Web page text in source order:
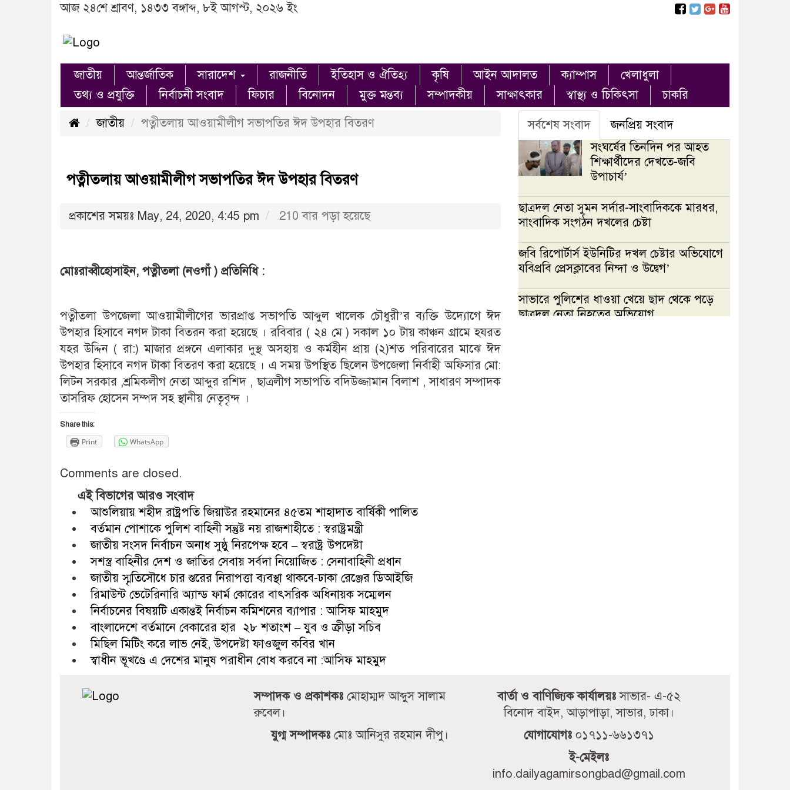
আজ ২৪শে শ্রাবণ, ১৪৩৩ বঙ্গাব্দ, ৮ই আগস্ট, ২০২৬ ইং
জাতীয় আন্তর্জাতিক সারাদেশ রাজনীতি ইতিহাস ও ঐতিহ্য কৃষি আইন আদালত ক্যাম্পাস
খেলাধুলা
তথ্য ও প্রযুক্তি
নির্বাচনী সংবাদ ফিচার বিনোদন মুক্ত মন্তব্য সম্পাদকীয় সাক্ষাৎকার স্বাস্থ্য ও চিকিৎসা
চাকরি
জাতীয়
পত্নীতলায় আওয়ামীলীগ সভাপতির ঈদ উপহার বিতরণ
পত্নীতলায় আওয়ামীলীগ সভাপতির ঈদ উপহার বিতরণ
প্রকাশের সময়ঃ May, 24, 2020, 4:45 pm 210 বার পড়া হয়েছে
মোঃরাব্বীহোসাইন, পত্নীতলা (নওগাঁ ) প্রতিনিধি :
পত্নীতলা উপজেলা আওয়ামীলীগের ভারপ্রাপ্ত সভাপতি আব্দুল খালেক চৌধুরী’র ব্যক্তি উদ্যোগে ঈদ
উপহার হিসাবে নগদ টাকা বিতরন করা হয়েছে । রবিবার ( ২৪ মে ) সকাল ১০ টায় কাঞ্চন গ্রামে হযরত
যহর উদ্দিন ( রা:) মাজার প্রঙ্গনে এলাকার দুস্থ অসহায় ও কর্মহীন প্রায় (২)শত পরিবারের মাঝে ঈদ
উপহার হিসাবে নগদ টাকা বিতরণ করা হয়েছে । এ সময় উপস্থিত ছিলেন উপজেলা নির্বাহী অফিসার মো:
লিটন সরকার ,শ্রমিকলীগ নেতা আব্দুর রশিদ , ছাত্রলীগ সভাপতি বদিউজ্জামান বিলাশ , সাধারণ সম্পাদক
তাসরিফ হোসেন সম্পদ সহ স্থানীয় নেতৃবৃন্দ ।
Share this:
Print WhatsApp
Comments are closed.
এই বিভাগের আরও সংবাদ
আশুলিয়ায় শহীদ রাষ্ট্রপতি জিয়াউর রহমানের ৪৫তম শাহাদাত বার্ষিকী পালিত
বর্তমান পোশাকে পুলিশ বাহিনী সন্তুষ্ট নয় রাজশাহীতে : স্বরাষ্ট্রমন্ত্রী
জাতীয় সংসদ নির্বাচন অনাধ সুষ্ঠু নিরপেক্ষ হবে – স্বরাষ্ট্র উপদেষ্টা
সশস্ত্র বাহিনীর দেশ ও জাতির সেবায় সর্বদা নিয়োজিত : সেনাবাহিনী প্রধান
জাতীয় স্মৃতিসৌধে চার স্তরের নিরাপত্তা ব্যবস্থা থাকবে-ঢাকা রেঞ্জের ডিআইজি
রিমাউন্ট ভেটেরিনারি অ্যান্ড ফার্ম কোরের বাৎসরিক অধিনায়ক সম্মেলন
নির্বাচনের বিষয়টি একান্তই নির্বাচন কমিশনের ব্যাপার : আসিফ মাহমুদ
বাংলাদেশে বর্তমানে বেকারের হার ২৮ শতাংশ – যুব ও ক্রীড়া সচিব
মিছিল মিটিং করে লাভ নেই, উপদেষ্টা ফাওজুল কবির খান
স্বাধীন ভূখণ্ডে এ দেশের মানুষ পরাধীন বোধ করবে না :আসিফ মাহমুদ
সর্বশেষ সংবাদ
জনপ্রিয় সংবাদ
সংঘর্ষের তিনদিন পর আহত
শিক্ষার্থীদের দেখতে-জবি
উপাচার্য’
ছাত্রদল নেতা সুমন সর্দার-সাংবাদিককে মারধর,
সাংবাদিক সংগঠন দখলের চেষ্টা
জবি রিপোর্টার্স ইউনিটির দখল চেষ্টার অভিযোগে
যবিপ্রবি প্রেসক্লাবের নিন্দা ও উদ্বেগ’
সাভারে পুলিশের ধাওয়া খেয়ে ছাদ থেকে পড়ে
ছাত্রদল নেতা নিহতের অভিযোগ
সম্পাদক ও প্রকাশকঃমোহাম্মদ আব্দুস সালাম
রুবেল।
যুগ্ম সম্পাদকঃ মোঃ আনিসুর রহমান দীপু।
বার্তা ও বাণিজ্যিক কার্যালয়ঃসাভার- এ-৫২
বিনোদ বাইদ, আড়াপাড়া, সাভার, ঢাকা।
যোগাযোগঃ ০১৭১১-৬৬১৩৭১
ই-মেইলঃ
info.dailyagamirsongbad@gmail.com